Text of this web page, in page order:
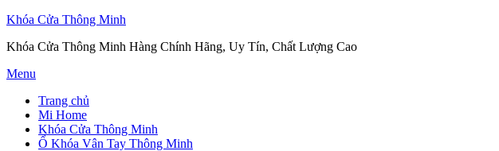
Khóa Cửa Thông Minh
Khóa Cửa Thông Minh Hàng Chính Hãng, Uy Tín, Chất Lượng Cao
Skip
content
Menu
Trang chủ
Mi Home
Khóa Cửa Thông Minh
Ổ Khóa Vân Tay Thông Minh